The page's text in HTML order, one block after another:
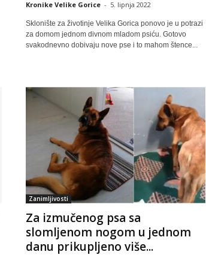
Kronike Velike Gorice - 5. lipnja 2022
Sklonište za životinje Velika Gorica ponovo je u potrazi
za domom jednom divnom mladom psiću. Gotovo
svakodnevno dobivaju nove pse i to mahom štence...
Zanimljivosti
Za izmučenog psa sa
slomljenom nogom u jednom
danu prikupljeno više...